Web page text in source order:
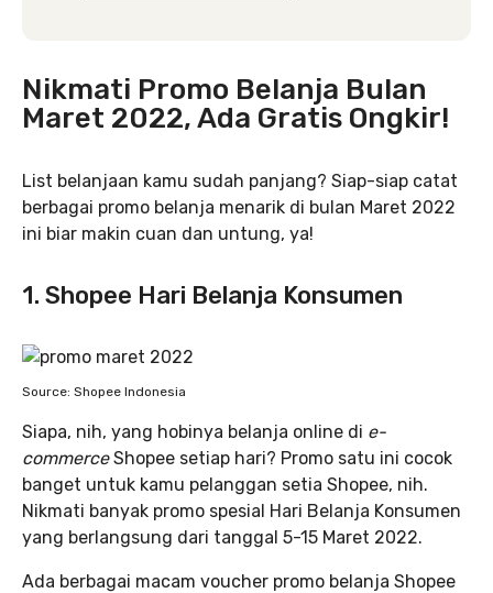
Nikmati Promo Belanja Bulan
Maret 2022, Ada Gratis Ongkir!
List belanjaan kamu sudah panjang? Siap-siap catat
berbagai promo belanja menarik di bulan Maret 2022
ini biar makin cuan dan untung, ya!
1. Shopee Hari Belanja Konsumen
Source: Shopee Indonesia
Siapa, nih, yang hobinya belanja online di e-
commerceShopee setiap hari? Promo satu ini cocok
banget untuk kamu pelanggan setia Shopee, nih.
Nikmati banyak promo spesial Hari Belanja Konsumen
yang berlangsung dari tanggal 5-15 Maret 2022.
Ada berbagai macam voucher promo belanja Shopee